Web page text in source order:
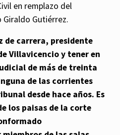
en remplazo del
Gutiérrez.
de carrera, presidente
Villavicencio y tener en
de más de treinta
de las corrientes
desde hace años. Es
los paisas de la corte